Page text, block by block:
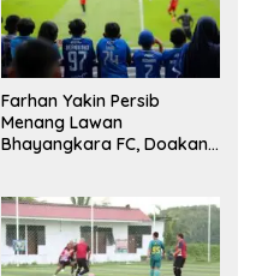
Farhan Yakin Persib
Menang Lawan
Bhayangkara FC, Doakan